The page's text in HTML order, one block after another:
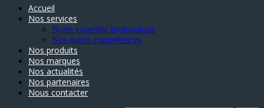
Accueil
Nos services
Notre expertise hydraulique
Nos autres compétences
Nos produits
Nos marques
Nos actualités
Nos partenaires
Nous contacter